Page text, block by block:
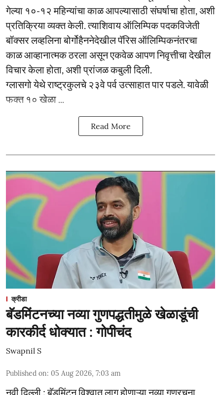
गेल्या १०-१२ महिन्यांचा काळ आपल्यासाठी संघर्षाचा होता, अशी
प्रतिक्रिया व्यक्त केली. त्याशिवाय ऑलिम्पिक पदकविजेती
बॉक्सर लव्हलिना बोर्गोहैननेदेखील पॅरिस ऑलिम्पिकनंतरचा
काळ आव्हानात्मक ठरला असून एकवेळ आपण निवृत्तीचा देखील
विचार केला होता, अशी प्रांजळ कबुली दिली.
ग्लासगो येथे राष्ट्रकुलचे २३वे पर्व उत्साहात पार पडले. यावेळी
फक्त १० खेळा ...
Read More
क्रीडा
बॅडमिंटनच्या नव्या गुणपद्धतीमुळे खेळाडूंची
कारकीर्द धोक्यात : गोपीचंद
Swapnil S
Published on: 05 Aug 2026, 7:03 am
नवी दिल्ली : बॅडमिंटन विश्वात लागू होणाऱ्या नव्या गुणरचना